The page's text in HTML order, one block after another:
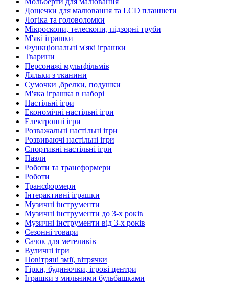
Дощечки для малювання та LCD планшети
Логіка та головоломки
Мікроскопи, телескопи, підзорні труби
М'які іграшки
Функціональні м'які іграшки
Тварини
Персонажі мультфільмів
Ляльки з тканини
Сумочки ,брелки, подушки
М'яка іграшка в наборі
Настільні ігри
Економічні настільні ігри
Електронні ігри
Розважальні настільні ігри
Розвиваючі настільні ігри
Спортивні настільні ігри
Пазли
Роботи та трансформери
Роботи
Трансформери
Інтерактивні іграшки
Музичні інструменти
Музичні інструменти до 3-х років
Музичні інструменти від 3-х років
Сезонні товари
Сачок для метеликів
Вуличні ігри
Повітряні змії, вітрячки
Гірки, будиночки, ігрові центри
Іграшки з мильними бульбашками